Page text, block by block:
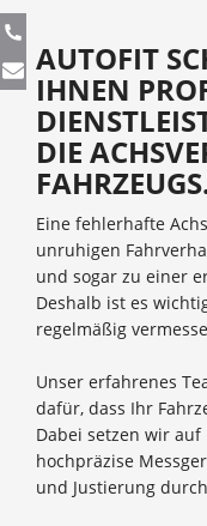
AUTOFIT
IHNEN
DIE
Eine fehlerhafte
unruhigen
und sogar zu einer
Deshalb ist es
regelmäßig
Unser erfahrenes
dafür, dass Ihr
Dabei setzen wir
hochpräzise
und Justierung